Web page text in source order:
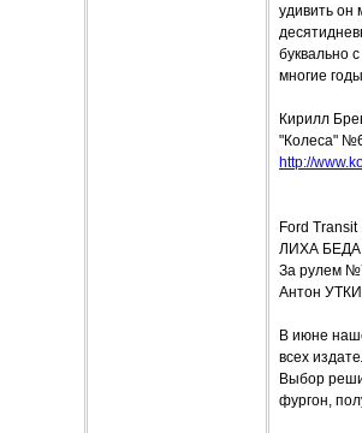
удивить он
буквально
многие
Кирилл
"Колеса"
http://
Ford Transit
ЛИХА
За рулем
Антон
В июне
всех
Выбор
фургон,